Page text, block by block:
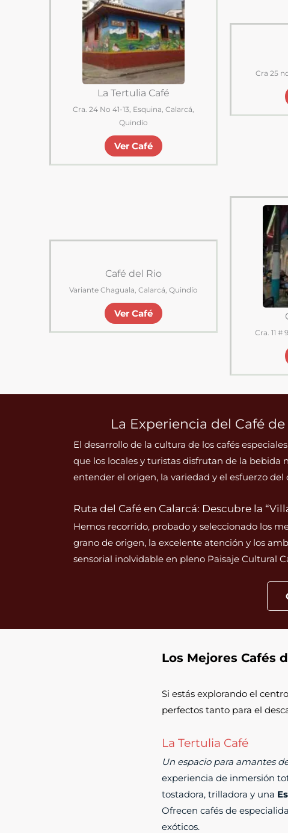
La Tertulia Café
Cra. 24 No 41-13, Esquina, Calarcá,
Quindío
Ver Café
Cra 25
Café del Rio
Variante Chaguala, Calarcá, Quindío
Ver Café
Cra. 11
La Experiencia del Café
El desarrollo de la cultura de los cafés
que los locales y turistas disfrutan de la bebida
entender el origen, la variedad y el esfuerzo del
Ruta del Café en Calarcá: Descubre la
Hemos recorrido, probado y seleccionado los
grano de origen, la excelente atención y los
sensorial inolvidable en pleno Paisaje Cultural
Los Mejores Cafés
Si estás explorando el
perfectos tanto para el
La Tertulia Café
Un espacio para amantes
experiencia de inmersión
tostadora, trilladora y una
Ofrecen cafés de
exóticos.